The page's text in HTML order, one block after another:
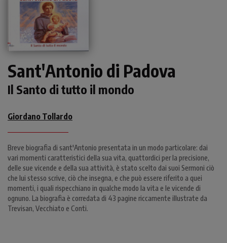
Sant'Antonio di Padova
Il Santo di tutto il mondo
Giordano Tollardo
Breve biografia di sant'Antonio presentata in un modo particolare: dai
vari momenti caratteristici della sua vita, quattordici per la precisione,
delle sue vicende e della sua attività, è stato scelto dai suoi Sermoni ciò
che lui stesso scrive, ciò che insegna, e che può essere riferito a quei
momenti, i quali rispecchiano in qualche modo la vita e le vicende di
ognuno. La biografia è corredata di 43 pagine riccamente illustrate da
Trevisan, Vecchiato e Conti.